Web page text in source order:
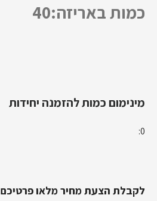
כמות באריזה:40
מינימום כמות להזמנה יחידות
0:
לקבלת הצעת מחיר מלאו פרטיכם